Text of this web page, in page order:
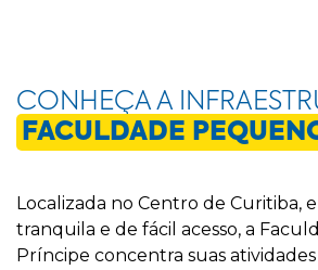
CONHEÇA A
FACULDADE
Localizada no Centro de Curitiba,
tranquila e de fácil acesso, a
Príncipe concentra suas